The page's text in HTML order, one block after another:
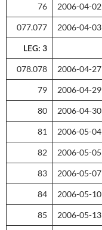
76 2006-04-02
077.077 2006-04-03
LEG: 3
078.078 2006-04-27
79 2006-04-29
80 2006-04-30
81 2006-05-04
82 2006-05-05
83 2006-05-07
84 2006-05-10
85 2006-05-13